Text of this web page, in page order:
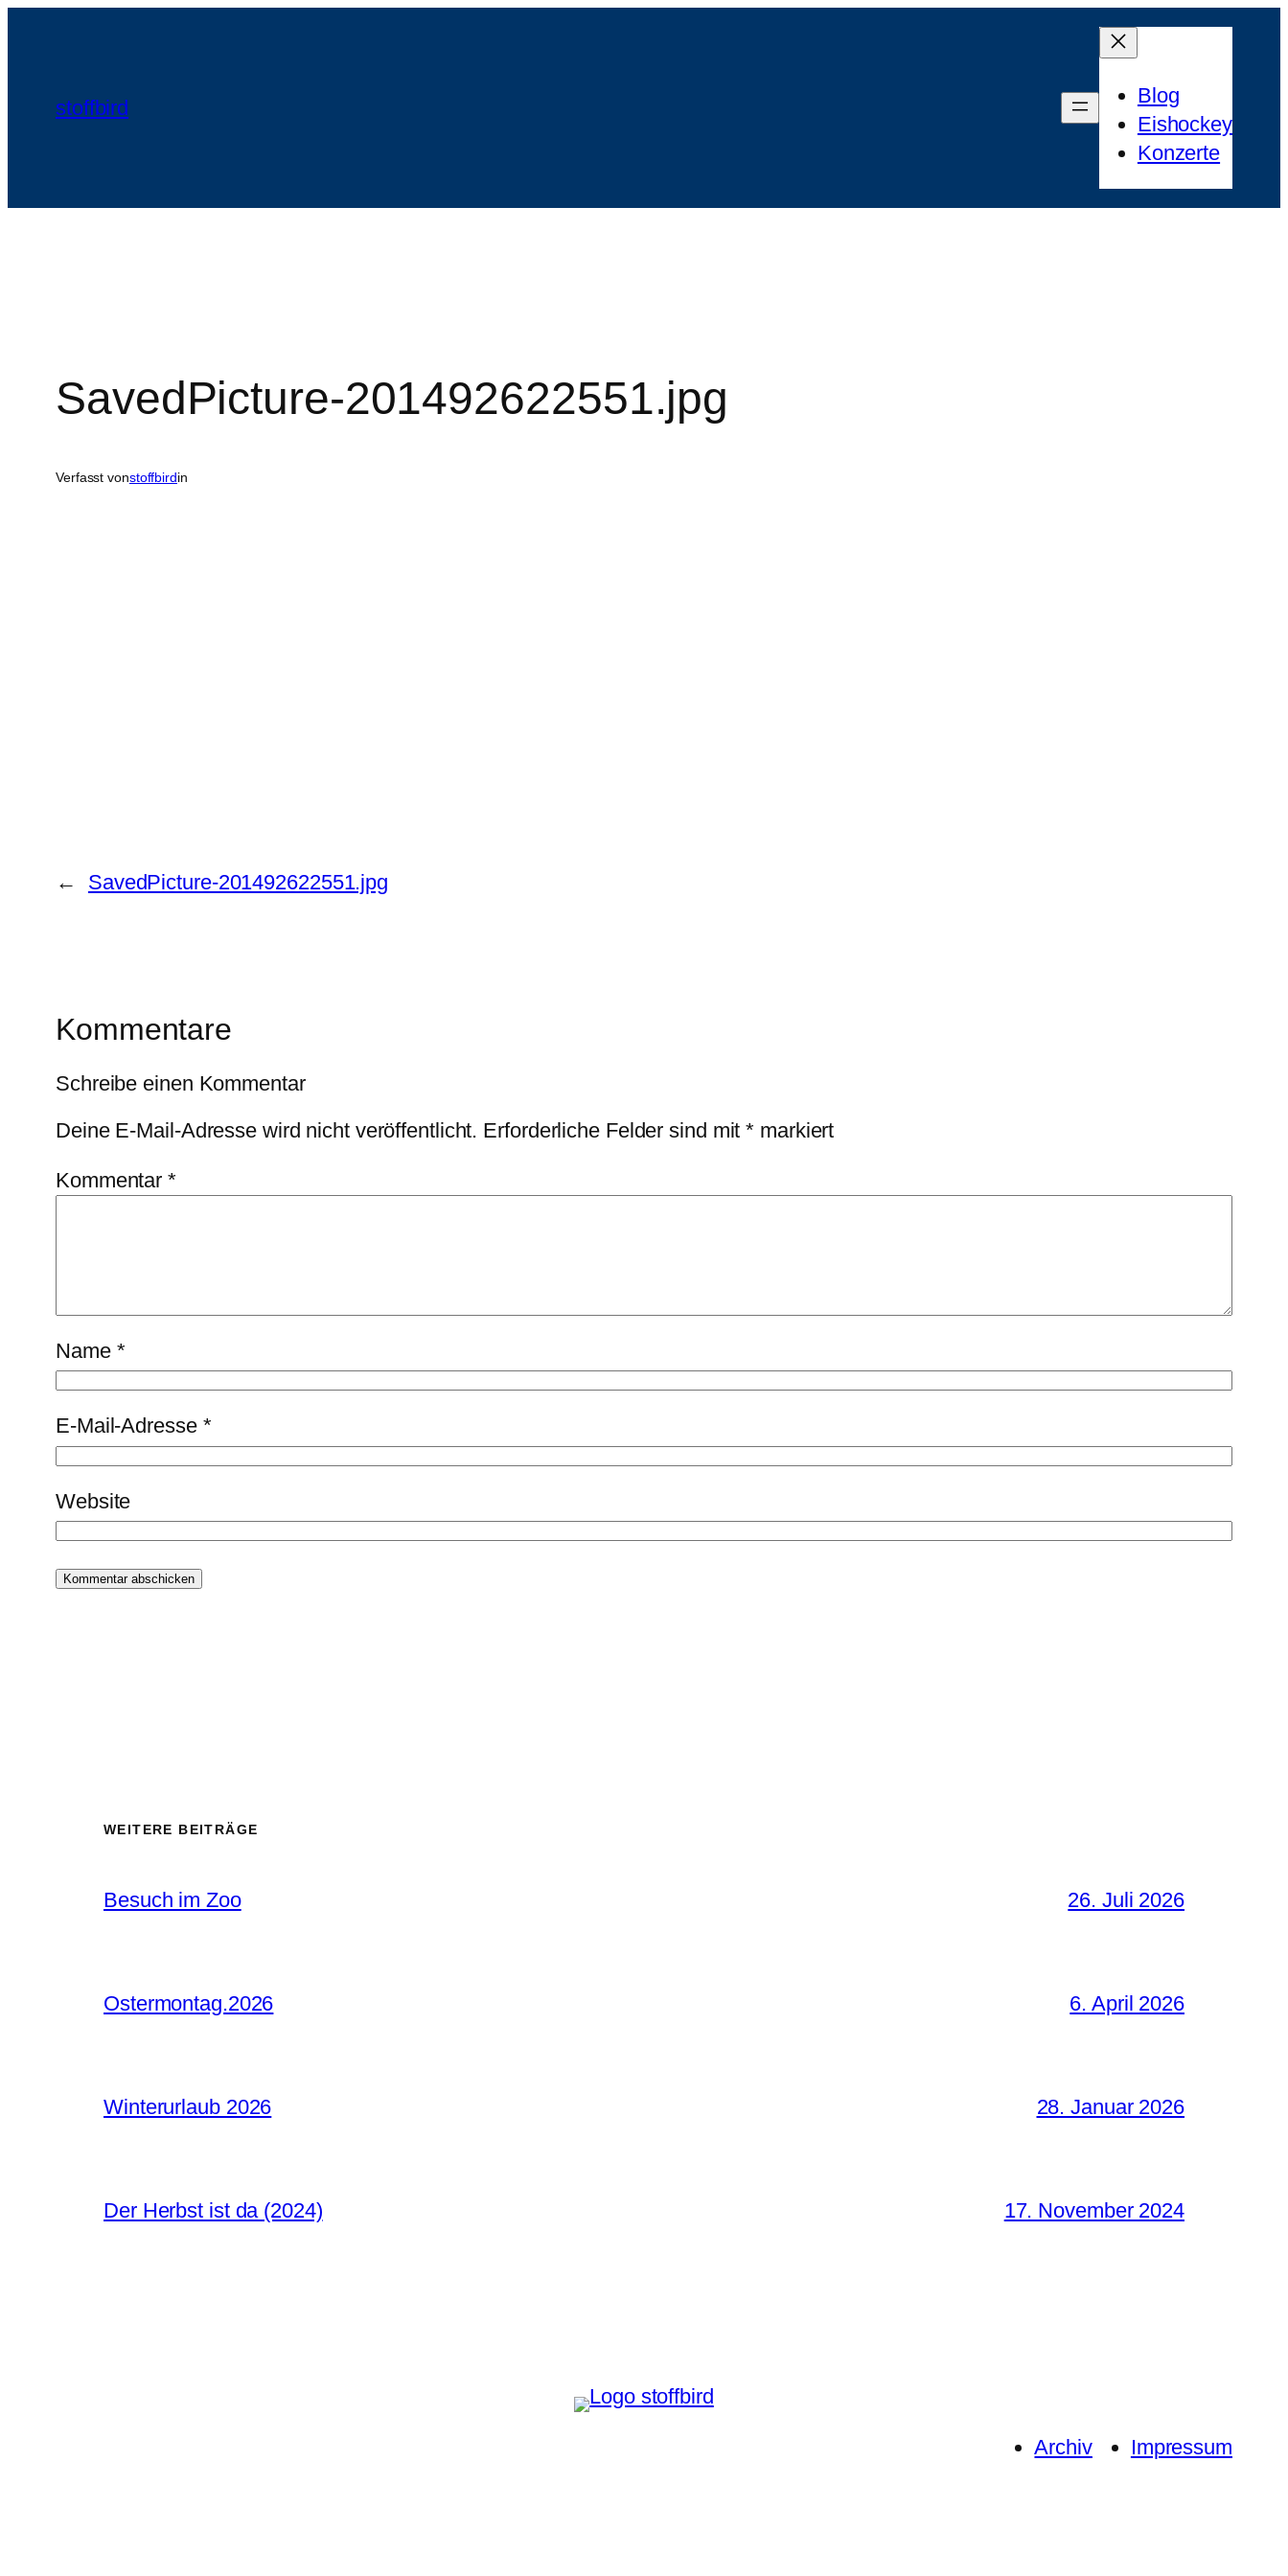
stoffbird
Blog
Eishockey
Konzerte
SavedPicture-201492622551.jpg
Verfasst vonstoffbirdin
← SavedPicture-201492622551.jpg
Kommentare
Schreibe einen Kommentar
Deine E-Mail-Adresse wird nicht veröffentlicht. Erforderliche Felder sind mit* markiert
Kommentar*
Name *
E-Mail-Adresse *
Website
WEITERE BEITRÄGE
Besuch im Zoo 26. Juli 2026
Ostermontag.2026 6. April 2026
Winterurlaub 2026 28. Januar 2026
Der Herbst ist da (2024) 17. November 2024
Archiv Impressum